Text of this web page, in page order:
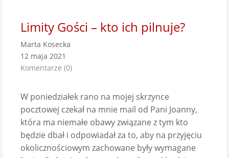
Limity Gości – kto ich pilnuje?
Marta Kosecka
12 maja 2021
Komentarze (0)
W poniedziałek rano na mojej skrzynce
pocztowej czekał na mnie mail od Pani Joanny,
która ma niemałe obawy związane z tym kto
będzie dbał i odpowiadał za to, aby na przyjęciu
okolicznościowym zachowane były wymagane